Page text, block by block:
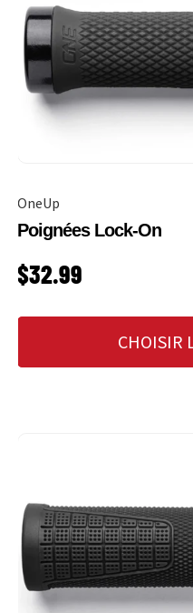
OneUp
Poignées Lock-On
PRIX HABITUEL
$32.99
CHOISIR